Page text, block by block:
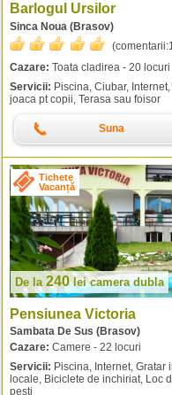
Barlogul Ursilor
Sinca Noua (Brasov)
(comentarii:
Cazare: Toata cladirea - 20 locuri
Servicii: Piscina, Ciubar,
joaca pt copii, Terasa sau foisor
Suna
Tichete
Vacanță
De la 240leicamera dubla
Pensiunea Victoria
Sambata De Sus (Brasov)
Cazare: Camere - 22 locuri
Servicii: Piscina, Internet, Gratar
locale, Biciclete de inchiriat, Loc
pesti